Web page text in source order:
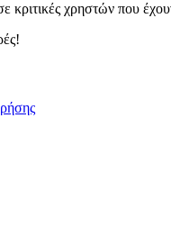
κριτικές χρηστών που